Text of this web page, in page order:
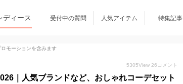
ディース 受付中の質問 人気アイテム 特集記事
モーションを含みます
5305View 26 コメント
｜人気ブランドなど、おしゃれコーデセット